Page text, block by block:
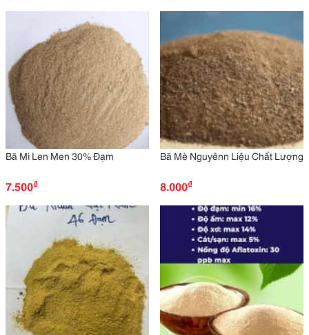
Bã Mì Len Men 30% Đạm
7.500₫
Bã Mè Nguyênn Liệu Chất Lượng
8.000₫